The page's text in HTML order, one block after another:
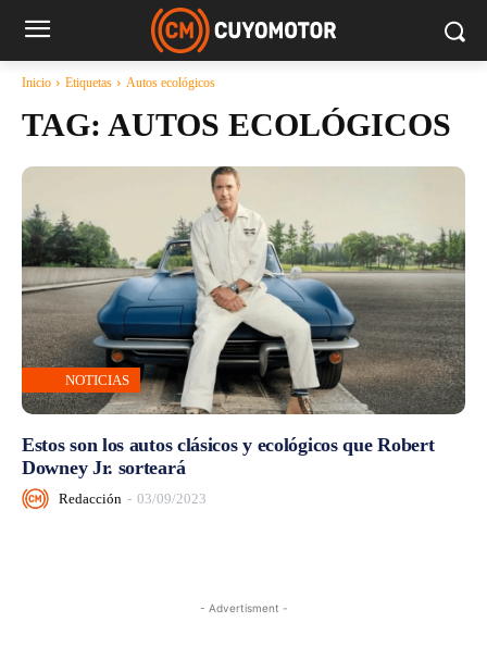
Inicio Etiquetas Autos ecológicos
TAG: AUTOS ECOLÓGICOS
NOTICIAS
Estos son los autos clásicos y ecológicos que Robert
Downey Jr. sorteará
Redacción - 03/09/2023
- Advertisment -